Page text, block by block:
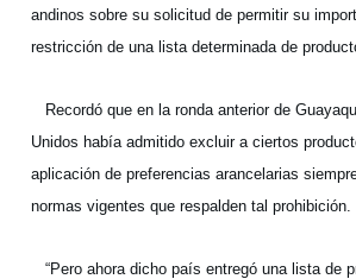
andinos sobre su solicitud de permitir su
restricción de una lista determinada de
Recordó que en la ronda anterior de
Unidos había admitido excluir a ciertos
aplicación de preferencias arancelarias
normas vigentes que respalden tal prohibición.
“Pero ahora dicho país entregó una lista de